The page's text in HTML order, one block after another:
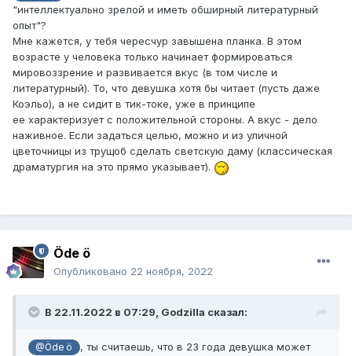
"интеллектуально зрелой и иметь обширный литературный
опыт"?
Мне кажется, у тебя чересчур завышена планка. В этом
возрасте у человека только начинает формироваться
мировоззрение и развивается вкус (в том числе и
литературный). То, что девушка хотя бы читает (пусть даже
Коэльо), а не сидит в тик-токе, уже в принципе
ее характеризует с положительной стороны. А вкус - дело
наживное. Если задаться целью, можно и из уличной
цветочницы из трущоб сделать светскую даму (классическая
драматургия на это прямо указывает).
Öde ö
Опубликовано 22 ноября, 2022
В 22.11.2022 в 07:29, Godzilla сказал:
@Öde ö
, ты считаешь, что в 23 года девушка может